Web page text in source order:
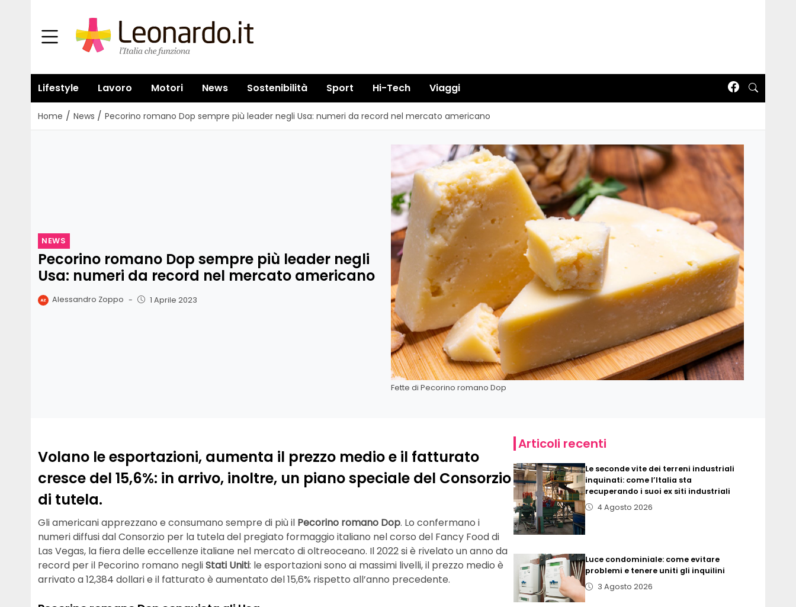
Lifestyle Lavoro Motori News Sostenibilità Sport Hi-Tech Viaggi
Home / News / Pecorino romano Dop sempre più leader negli Usa: numeri da record nel mercato americano
NEWS
Pecorino romano Dop sempre più leader negli
Usa: numeri da record nel mercato americano
Alessandro Zoppo - 1 Aprile 2023
Fette di Pecorino romano Dop
Volano le esportazioni, aumenta il prezzo medio e il fatturato
cresce del 15,6%: in arrivo, inoltre, un piano speciale del Consorzio
di tutela.
Gli americani apprezzano e consumano sempre di più il Pecorino romano Dop. Lo confermano i
numeri diffusi dal Consorzio per la tutela del pregiato formaggio italiano nel corso del Fancy Food di
Las Vegas, la fiera delle eccellenze italiane nel mercato di oltreoceano. Il 2022 si è rivelato un anno da
record per il Pecorino romano negliStati Uniti: le esportazioni sono ai massimi livelli, il prezzo medio è
arrivato a 12,384 dollari e il fatturato è aumentato del 15,6% rispetto all’anno precedente.
Articoli recenti
Le seconde vite dei terreni industriali
inquinati: come l’Italia sta
recuperando i suoi ex siti industriali
4 Agosto 2026
Luce condominiale: come evitare
problemi e tenere uniti gli inquilini
3 Agosto 2026